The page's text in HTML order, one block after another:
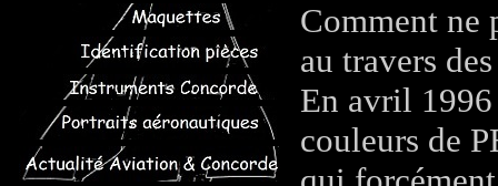
Comment ne
au travers
En avril
couleurs de